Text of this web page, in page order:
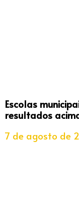
Escolas
resultados
7 de agosto de